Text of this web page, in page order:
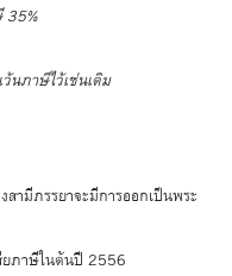
35%
นภาษีไว้เช่นเดิม
ามีภรรยาจะมีการออกเป็นพระ
ยภาษีในต้นปี 2556